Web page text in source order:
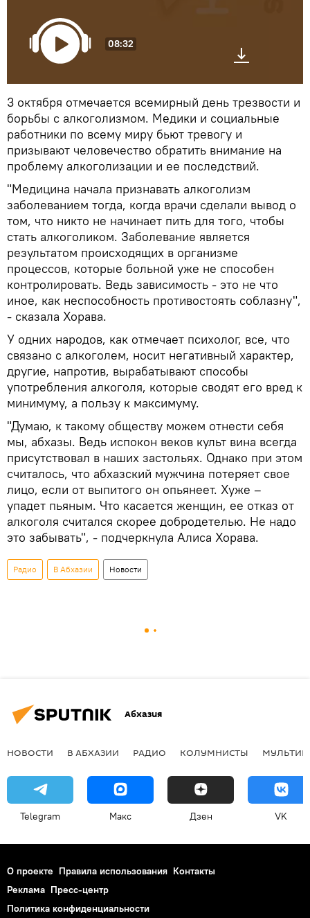
08:32
3 октября отмечается всемирный день трезвости и
борьбы с алкоголизмом. Медики и социальные
работники по всему миру бьют тревогу и
призывают человечество обратить внимание на
проблему алкоголизации и ее последствий.
"Медицина начала признавать алкоголизм
заболеванием тогда, когда врачи сделали вывод о
том, что никто не начинает пить для того, чтобы
стать алкоголиком. Заболевание является
результатом происходящих в организме
процессов, которые больной уже не способен
контролировать. Ведь зависимость - это не что
иное, как неспособность противостоять соблазну",
- сказала Хорава.
У одних народов, как отмечает психолог, все, что
связано с алкоголем, носит негативный характер,
другие, напротив, вырабатывают способы
употребления алкоголя, которые сводят его вред к
минимуму, а пользу к максимуму.
"Думаю, к такому обществу можем отнести себя
мы, абхазы. Ведь испокон веков культ вина всегда
присутствовал в наших застольях. Однако при этом
считалось, что абхазский мужчина потеряет свое
лицо, если от выпитого он опьянеет. Хуже –
упадет пьяным. Что касается женщин, ее отказ от
алкоголя считался скорее добродетелью. Не надо
это забывать", - подчеркнула Алиса Хорава.
Радио В Абхазии Новости
Абхазия
НОВОСТИ В АБХАЗИИ РАДИО КОЛУМНИСТЫ
Telegram Макс Дзен VK
О проекте Правила использования Контакты
Реклама Пресс-центр
Политика конфиденциальности